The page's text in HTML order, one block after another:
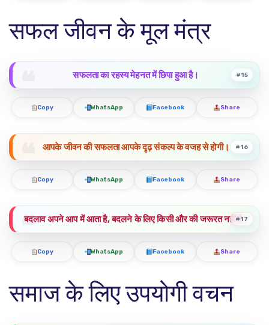
सफल जीवन के मूल मंत्र
सफलता का रहस्य मेहनत में छिपा हुआ है। #15
Copy WhatsApp Facebook Share
आपके जीवन की सफलता आपके दृढ़ संकल्प के वजह से होगी। #16
Copy WhatsApp Facebook Share
बदलाव अपने आप में आता है, बदलने के लिए किसी और की जरूरत नहीं है।
#17
Copy WhatsApp Facebook Share
समाज के लिए उपयोगी वचन